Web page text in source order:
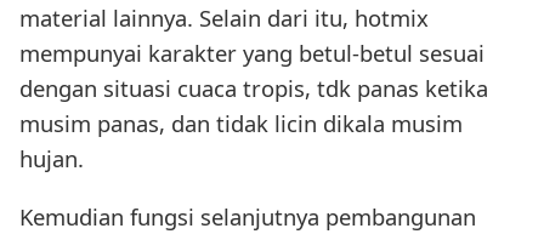
material lainnya. Selain dari itu, hotmix
mempunyai karakter yang betul-betul sesuai
dengan situasi cuaca tropis, tdk panas ketika
musim panas, dan tidak licin dikala musim
hujan.
Kemudian fungsi selanjutnya pembangunan